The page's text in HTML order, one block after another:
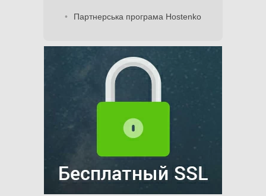
Партнерська програма Hostenko